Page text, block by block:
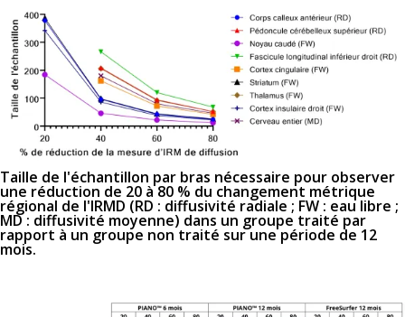
Taille de l'échantillon par bras nécessaire pour observer
une réduction de 20 à 80 % du changement métrique
régional de l'IRMD (RD : diffusivité radiale ; FW : eau libre ;
MD : diffusivité moyenne) dans un groupe traité par
rapport à un groupe non traité sur une période de 12
mois.